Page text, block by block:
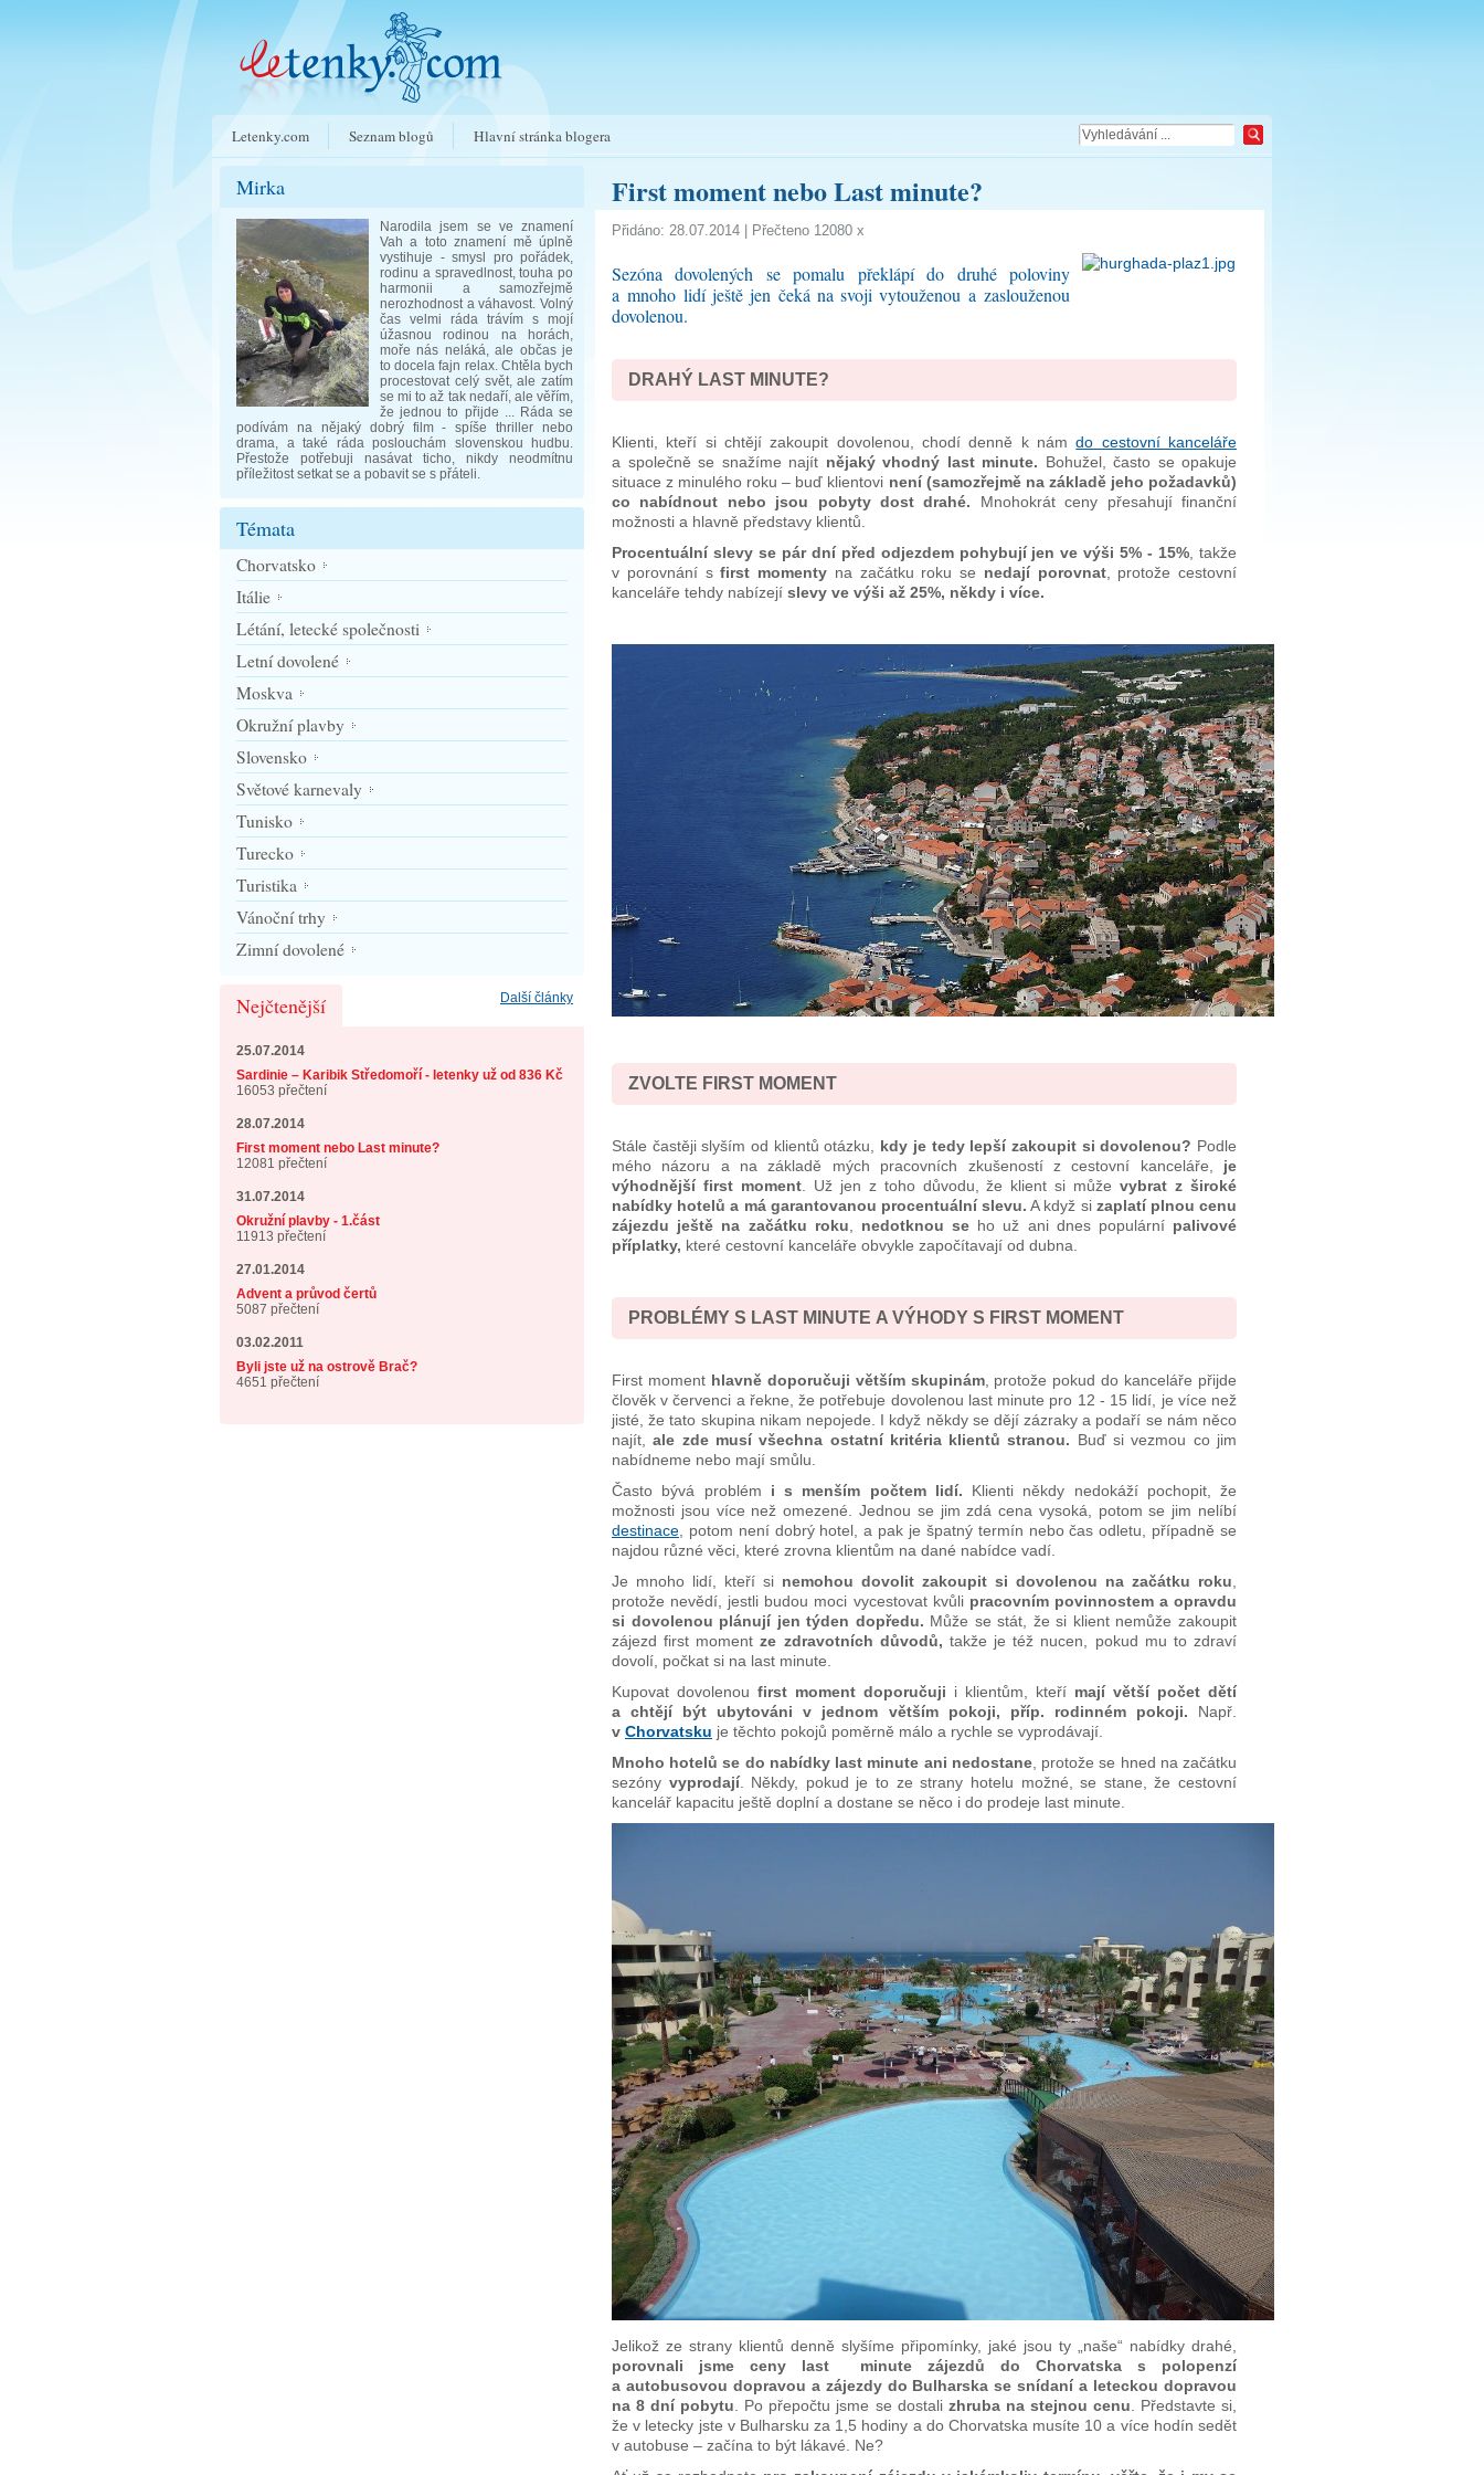
Letenky.com Seznam blogů Hlavní stránka blogera
Mirka
Narodila jsem se ve znamení
Vah a toto znamení mě úplně
vystihuje - smysl pro pořádek,
rodinu a spravedlnost, touha po
harmonii a samozřejmě
nerozhodnost a váhavost. Volný
čas velmi ráda trávím s mojí
úžasnou rodinou na horách,
moře nás neláká, ale občas je
to docela fajn relax. Chtěla bych
procestovat celý svět, ale zatím
se mi to až tak nedaří, ale věřím,
že jednou to přijde ... Ráda se
podívám na nějaký dobrý film - spíše thriller nebo
drama, a také ráda poslouchám slovenskou hudbu.
Přestože potřebuji nasávat ticho, nikdy neodmítnu
příležitost setkat se a pobavit se s přáteli.
Témata
Chorvatsko
Itálie
Létání, letecké společnosti
Letní dovolené
Moskva
Okružní plavby
Slovensko
Světové karnevaly
Tunisko
Turecko
Turistika
Vánoční trhy
Zimní dovolené
Další články
Nejčtenější
25.07.2014
Sardinie – Karibik Středomoří - letenky už od 836 Kč
16053 přečtení
28.07.2014
First moment nebo Last minute?
12081 přečtení
31.07.2014
Okružní plavby - 1.část
11913 přečtení
27.01.2014
Advent a průvod čertů
5087 přečtení
03.02.2011
Byli jste už na ostrově Brač?
4651 přečtení
First moment nebo Last minute?
Přidáno: 28.07.2014 | Přečteno 12080 x
Sezóna dovolených se pomalu překlápí do druhé poloviny
a mnoho lidí ještě jen čeká na svoji vytouženou a zaslouženou
dovolenou.
DRAHÝ LAST MINUTE?
Klienti, kteří si chtějí zakoupit dovolenou, chodí denně k námdo cestovní kanceláře
a společně se snažíme najít nějaký vhodný last minute. Bohužel, často se opakuje
situace z minulého roku – buď klientovi není (samozřejmě na základě jeho požadavků)
co nabídnout nebo jsou pobyty dost drahé. Mnohokrát ceny přesahují finanční
možnosti a hlavně představy klientů.
Procentuální slevy se pár dní před odjezdem pohybují jen ve výši 5% - 15% , takže
v porovnání sfirst momenty na začátku roku se nedají porovnat, protože cestovní
kanceláře tehdy nabízejí slevy ve výši až 25%, někdy i více.
ZVOLTE FIRST MOMENT
Stále častěji slyším od klientů otázku, kdy je tedy lepší zakoupit si dovolenou? Podle
mého názoru a na základě mých pracovních zkušeností z cestovní kanceláře, je
výhodnější first moment. Už jen z toho důvodu, že klient si můževybrat z široké
nabídky hotelů a má garantovanou procentuální slevu. A když si zaplatí plnou cenu
zájezdu ještě na začátku roku
nedotknou se ho už ani dnes populárnípalivové
příplatky, které cestovní kanceláře obvykle započítavají od dubna.
PROBLÉMY S LAST MINUTE A VÝHODY S FIRST MOMENT
First momenthlavně doporučuji větším skupinám, protože pokud do kanceláře přijde
člověk v červenci a řekne, že potřebuje dovolenou last minute pro 12 - 15 lidí, je více než
jisté, že tato skupina nikam nepojede. I když někdy se dějí zázraky a podaří se nám něco
najít,
ale zde musí všechna ostatní kritéria klientů stranou. Buď si vezmou co jim
nabídneme nebo mají smůlu.
Často bývá problém i s menším počtem lidí. Klienti někdy nedokáží pochopit, že
možnosti jsou více než omezené. Jednou se jim zdá cena vysoká, potom se jim nelíbí
destinace , potom není dobrý hotel, a pak je špatný termín nebo čas odletu, případně se
najdou různé věci, které zrovna klientům na dané nabídce vadí.
Je mnoho lidí, kteří si nemohou dovolit zakoupit si dovolenou na začátku roku
protože nevědí, jestli budou moci vycestovat kvůli pracovním povinnostem a opravdu
si dovolenou plánují jen týden dopředu. Může se stát, že si klient nemůže zakoupit
zájezd first momentze zdravotních důvodů, takže je též nucen, pokud mu to zdraví
dovolí, počkat si na last minute.
Kupovat dovolenou first moment doporučuji i klientům, kteří mají větší počet dětí
a chtějí být ubytováni v jednom větším pokoji, příp. rodinném pokoji. Např.
v Chorvatsku je těchto pokojů poměrně málo a rychle se vyprodávají.
Mnoho hotelů se do nabídky last minute ani nedostane, protože se hned na začátku
sezóny vyprodají. Někdy, pokud je to ze strany hotelu možné, se stane, že cestovní
kancelář kapacitu ještě doplní a dostane se něco i do prodeje last minute.
Jelikož ze strany klientů denně slyšíme připomínky, jaké jsou ty „naše“ nabídky drahé,
porovnali jsme ceny last minute zájezdů do Chorvatska s polopenzí
a autobusovou dopravou a zájezdy do Bulharska se snídaní a leteckou dopravou
na 8 dní pobytu . Po přepočtu jsme se dostalizhruba na stejnou cenu . Představte si,
že v letecky jste v Bulharsku za 1,5 hodiny a do Chorvatska musíte 10 a více hodín sedět
v autobuse – začína to být lákavé. Ne?